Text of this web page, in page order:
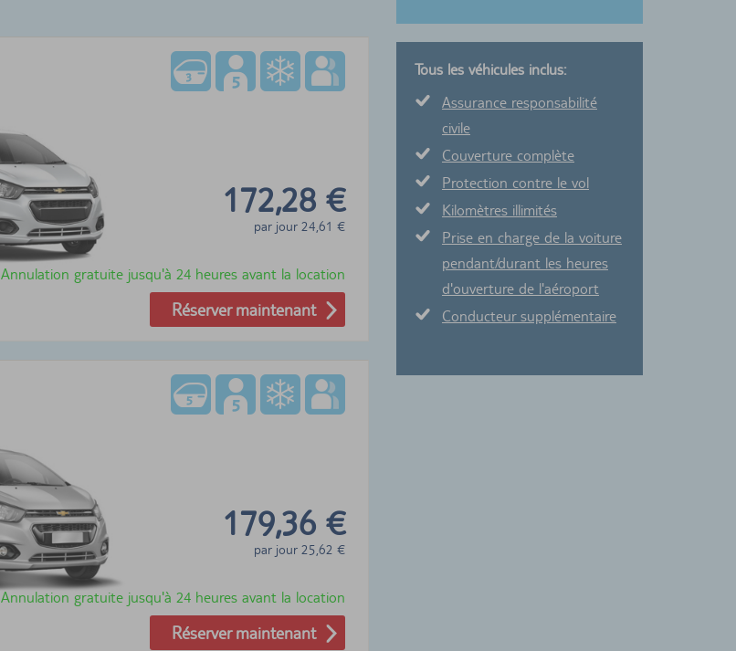
172,28 €
par jour 24,61 €
Annulation gratuite jusqu'à 24 heures avant la location
Réserver maintenant
179,36 €
par jour 25,62 €
Annulation gratuite jusqu'à 24 heures avant la location
Réserver maintenant
Tous les véhicules inclus:
Assurance responsabilité
civile
Couverture complète
Protection contre le vol
Kilomètres illimités
Prise en charge de la voiture
pendant/durant les heures
d'ouverture de l'aéroport
Conducteur supplémentaire